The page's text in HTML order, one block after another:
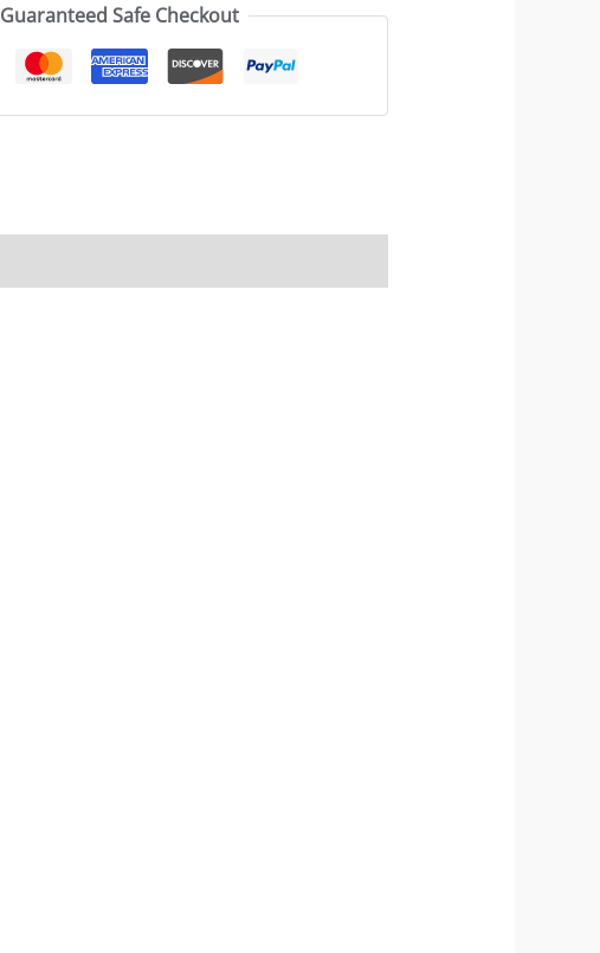
Guaranteed Safe Checkout